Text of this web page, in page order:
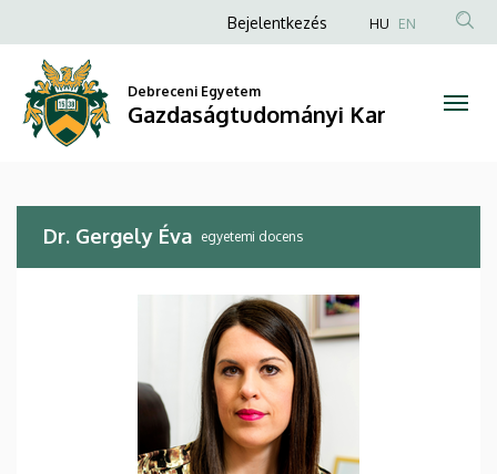
Gergely
Éva
Gazdaságtudományi
Kar
a
tartalomra
Anonim
fiók
menüje
Bejelentkezés HU EN
Debreceni Egyetem
Gazdaságtudományi Kar
Dr. Gergely Éva egyetemi docens